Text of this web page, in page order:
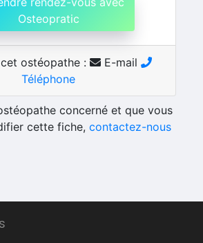
Osteopratic
ostéopathe :
E-mail
Téléphone
concerné et que vous
cette fiche, contactez-nous